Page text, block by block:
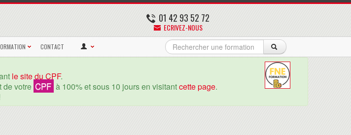
01 42 93 52 72
ECRIVEZ-NOUS
CONTACT
le site du CPF.
de votre CPF à 100% et sous 10 jours en visitantcette page.